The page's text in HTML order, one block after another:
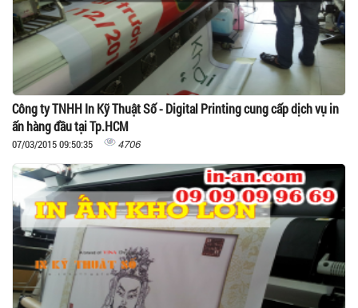
Công ty TNHH In Kỹ Thuật Số - Digital Printing cung cấp dịch vụ in
ấn hàng đầu tại Tp.HCM
07/03/2015 09:50:35 4706